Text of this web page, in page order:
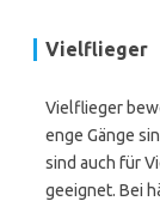
Vielflieger
Vielflieger
enge Gänge
sind auch für
geeignet. Bei